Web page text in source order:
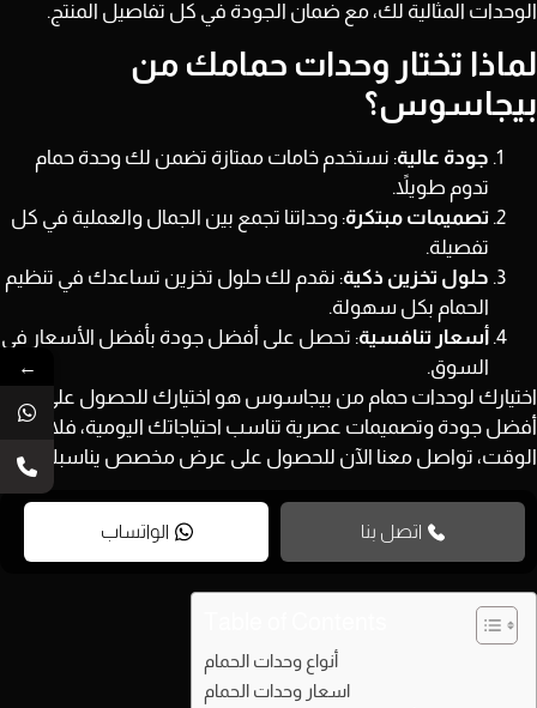
الوحدات المثالية لك، مع ضمان الجودة في كل تفاصيل المنتج.
لماذا تختار وحدات حمامك من
بيجاسوس؟
جودة عالية: نستخدم خامات ممتازة تضمن لك وحدة حمام
تدوم طويلاً.
تصميمات مبتكرة: وحداتنا تجمع بين الجمال والعملية في كل
تفصيلة.
حلول تخزين ذكية: نقدم لك حلول تخزين تساعدك في تنظيم
الحمام بكل سهولة.
أسعار تنافسية: تحصل على أفضل جودة بأفضل الأسعار في
السوق.
اختيارك لوحدات حمام من بيجاسوس هو اختيارك للحصول على
أفضل جودة وتصميمات عصرية تناسب احتياجاتك اليومية، فلا تضيع
الوقت، تواصل معنا الآن للحصول على عرض مخصص يناسبك!
اتصل بنا الواتساب
اسعار وحدات الحمام
←